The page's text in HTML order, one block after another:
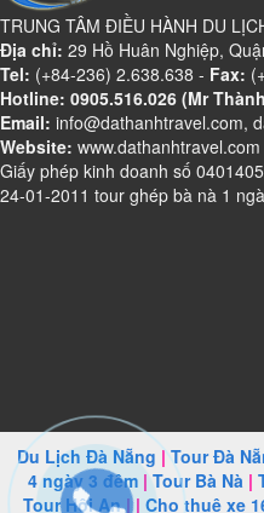
TRUNG TÂM ĐIỀU HÀNH DU
Địa chỉ: 29 Hồ Huân Nghiệp,
Tel: (+84-236) 2.638.638 - Fax:
Hotline: 0905.516.026 (Mr
Email: info@dathanhtravel.com,
Website: www.dathanhtravel.com
Giấy phép kinh doanh số
24-01-2011 tour ghép bà nà 1
Du Lịch Đà Nẵng |Tour Đà
4 ngày 3 đêm|Tour Bà Nà |
Tour Hội An| | Cho thuê xe